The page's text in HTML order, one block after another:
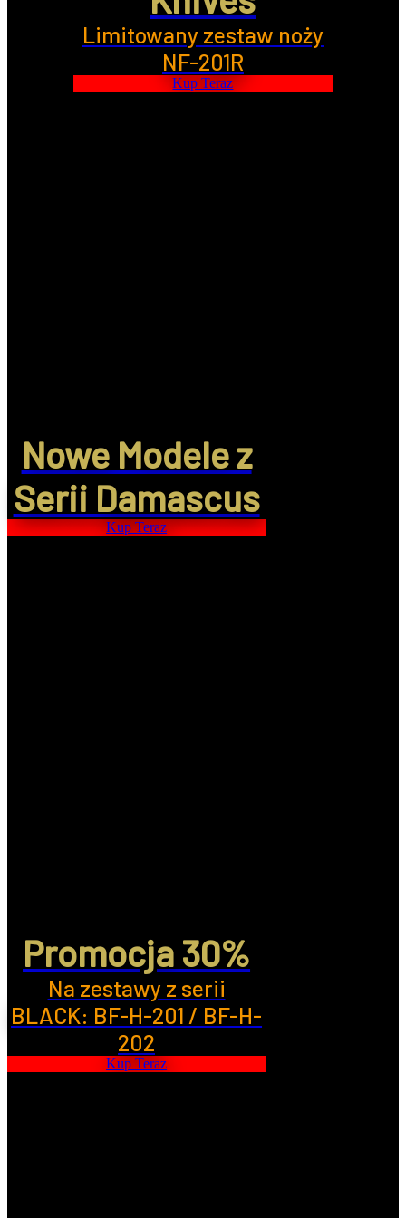
Limitowany zestaw noży
NF-201R
Kup Teraz
Nowe Modele z
Serii Damascus
Kup Teraz
Promocja 30%
Na zestawy z serii
BLACK: BF-H-201 / BF-H-
202
Kup Teraz